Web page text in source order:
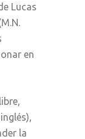
Lucas
en
la